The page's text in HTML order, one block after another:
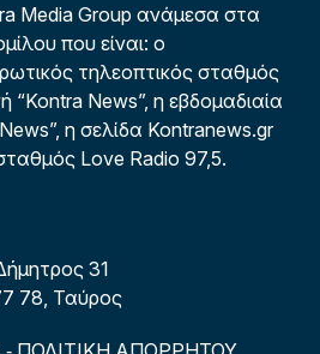
Media Group ανάμεσα στα
που είναι: ο
τηλεοπτικός σταθμός
“Kontra News”, η εβδομαδιαία
η σελίδα Kontranews.gr
Love Radio 97,5.
31
78, Ταύρος